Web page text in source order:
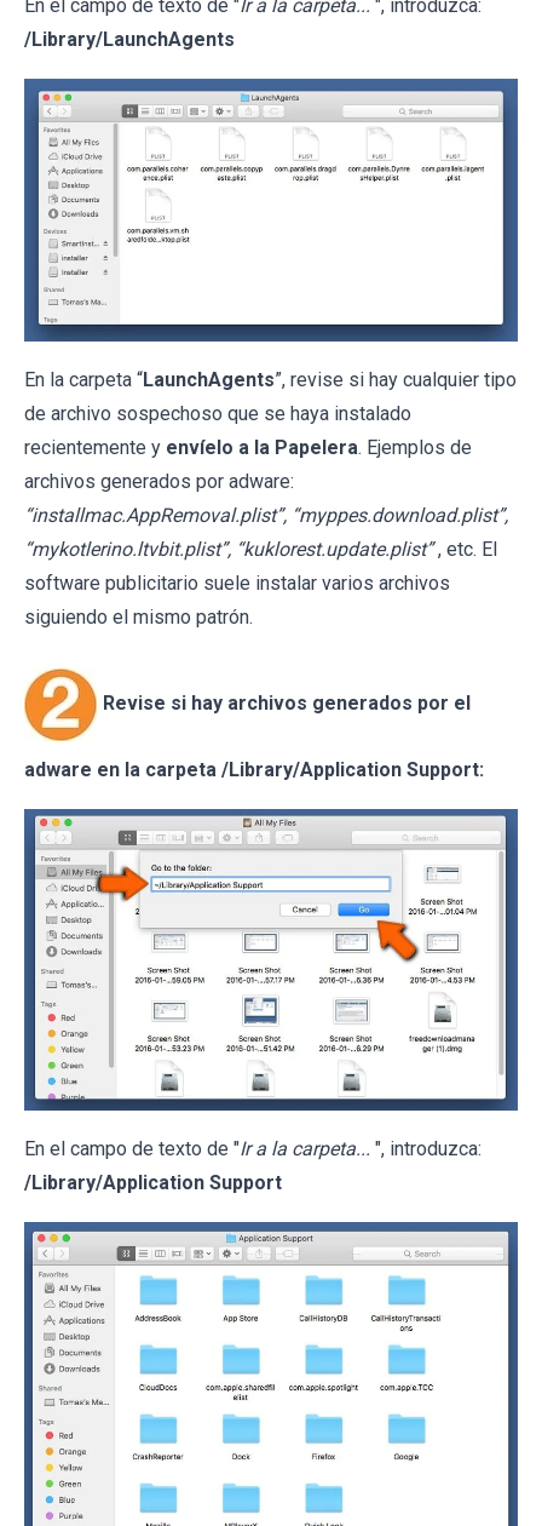
En el campo de texto de "Ir a la carpeta... ", introduzca:
/Library/LaunchAgents
En la carpeta “LaunchAgents”, revise si hay cualquier tipo
de archivo sospechoso que se haya instalado
recientemente y envíelo a la Papelera. Ejemplos de
archivos generados por adware:
“installmac.AppRemoval.plist”, “myppes.download.plist”,
“mykotlerino.ltvbit.plist”, “kuklorest.update.plist” , etc. El
software publicitario suele instalar varios archivos
siguiendo el mismo patrón.
Revise si hay archivos generados por el
adware en la carpeta /Library/Application Support:
En el campo de texto de "Ir a la carpeta... ", introduzca:
/Library/Application Support